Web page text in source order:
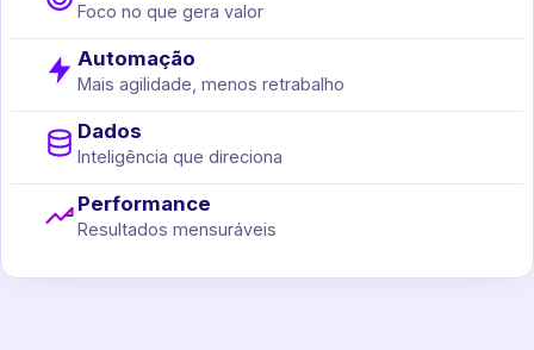
Foco no que gera valor
Automação
Mais agilidade, menos retrabalho
Dados
Inteligência que direciona
Performance
Resultados mensuráveis